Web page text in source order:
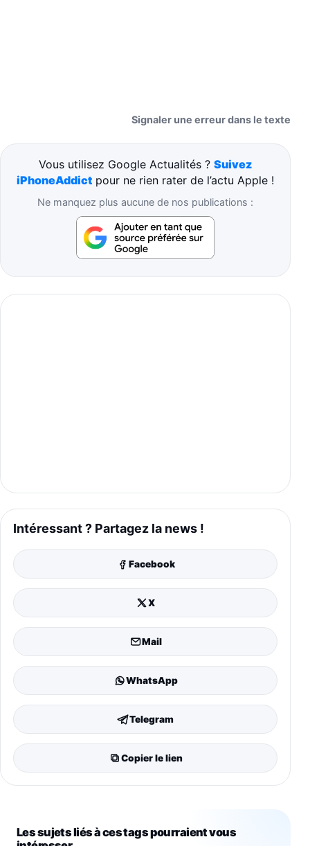
Signaler une erreur dans le texte
Vous utilisez Google Actualités ? Suivez
iPhoneAddict pour ne rien rater de l’actu Apple !
Ne manquez plus aucune de nos publications :
Intéressant ? Partagez la news !
Facebook
X
Mail
WhatsApp
Telegram
Copier le lien
Les sujets liés à ces tags pourraient vous